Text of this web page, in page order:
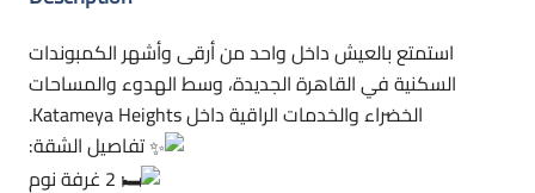
استمتع بالعيش داخل واحد من أرقى وأشهر الكمبوندات
السكنية في القاهرة الجديدة، وسط الهدوء والمساحات
الخضراء والخدمات الراقية داخل Katameya Heights.
تفاصيل الشقة: